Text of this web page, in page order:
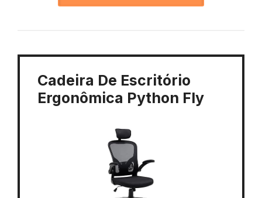
Cadeira De Escritório
Ergonômica Python Fly